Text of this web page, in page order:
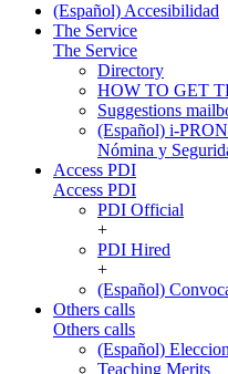
(Español) Accesibilidad
The Service
The Service
Directory
HOW TO GET
Suggestions
(Español) i-
Nómina y
Access PDI
Access PDI
PDI Official
+
PDI Hired
+
(Español)
Others calls
Others calls
(Español)
Teaching Merits